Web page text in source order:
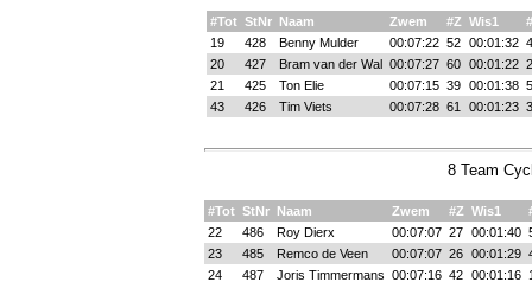
#Tot StNr Naam Zwem #Z Wis1
19
428 Benny Mulder 00:07:22 52 00:01:32
20
427 Bram van der Wal 00:07:27 60 00:01:22
21
425 Ton Elie 00:07:15 39 00:01:38
43
426 Tim Viets 00:07:28 61 00:01:23
8 Team
#Tot StNr Naam Zwem #Z Wis1
22
486 Roy Dierx 00:07:07 27 00:01:40
23
485 Remco de Veen 00:07:07 26 00:01:29
24
487 Joris Timmermans 00:07:16 42 00:01:16